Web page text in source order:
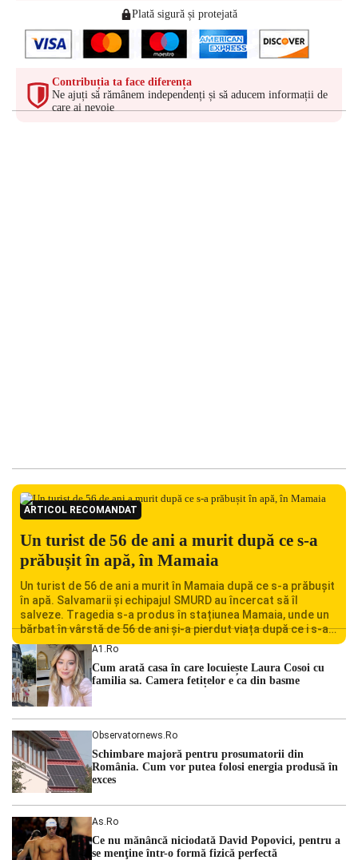
Plată sigură și protejată
Contribuția ta face diferența
Ne ajuți să rămânem independenți și să aducem informații de
care ai nevoie
ARTICOL RECOMANDAT
Un turist de 56 de ani a murit după ce s-a
prăbușit în apă, în Mamaia
Un turist de 56 de ani a murit în Mamaia după ce s-a prăbușit
în apă. Salvamarii și echipajul SMURD au încercat să îl
salveze. Tragedia s-a produs în stațiunea Mamaia, unde un
bărbat în vârstă de 56 de ani și-a pierdut viața după ce i s-a
făcut rău în timp ce se afla în […]
A1.ro
Cum arată casa în care locuiește Laura Cosoi cu
familia sa. Camera fetițelor e ca din basme
Observatornews.ro
Schimbare majoră pentru prosumatorii din
România. Cum vor putea folosi energia produsă în
exces
As.ro
Ce nu mănâncă niciodată David Popovici, pentru a
se menţine într-o formă fizică perfectă